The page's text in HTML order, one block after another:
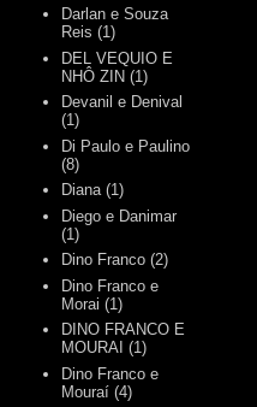
Darlan e Souza
Reis (1)
DEL VEQUIO E
NHÔ ZIN (1)
Devanil e Denival
(1)
Di Paulo e Paulino
(8)
Diana (1)
Diego e Danimar
(1)
Dino Franco (2)
Dino Franco e
Morai (1)
DINO FRANCO E
MOURAI (1)
Dino Franco e
Mouraí (4)